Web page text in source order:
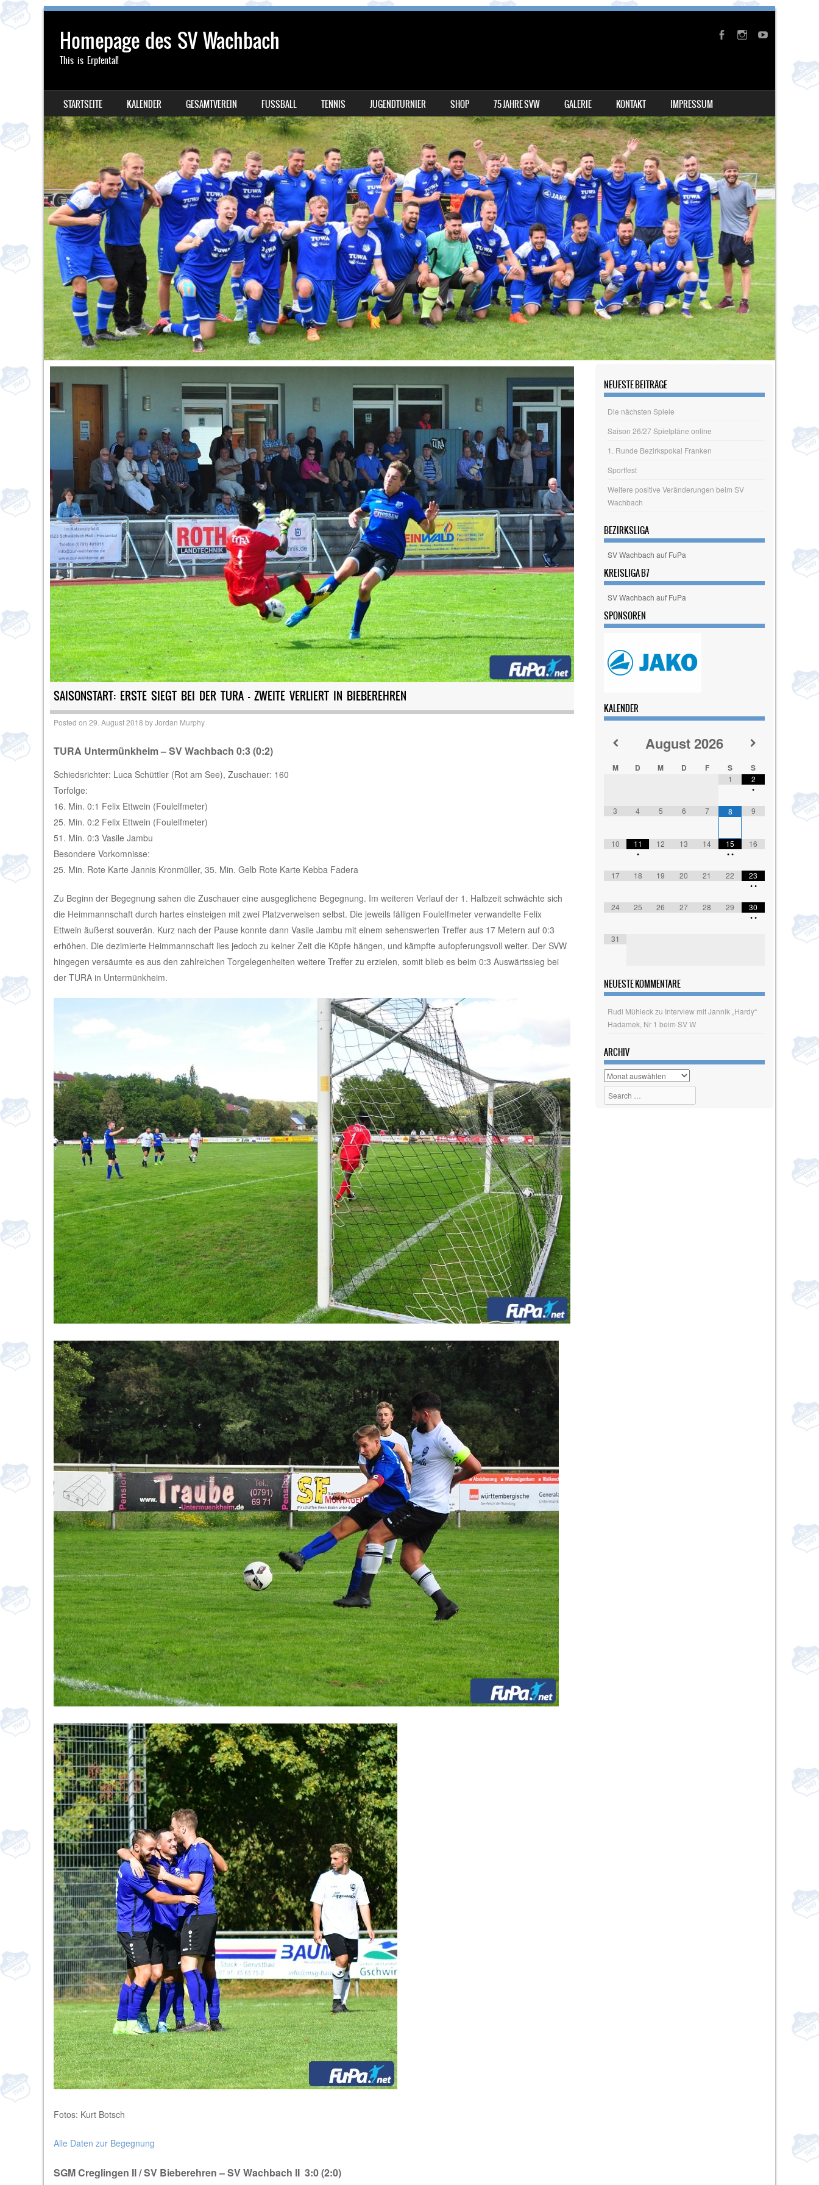
Homepage des SV Wachbach
This is Erpfental!
MENU
SKIP TO CONTENT
STARTSEITE KALENDER GESAMTVEREIN FUSSBALL TENNIS JUGENDTURNIER SHOP 75 JAHRE SVW GALERIE KONTAKT IMPRESSUM
SAISONSTART: ERSTE SIEGT BEI DER TURA – ZWEITE VERLIERT IN BIEBEREHREN
Posted on 29. August 2018 byJordan Murphy
TURA Untermünkheim – SV Wachbach 0:3 (0:2)
Schiedsrichter: Luca Schüttler (Rot am See), Zuschauer: 160
Torfolge:
16. Min. 0:1 Felix Ettwein (Foulelfmeter)
25. Min. 0:2 Felix Ettwein (Foulelfmeter)
51. Min. 0:3 Vasile Jambu
Besondere Vorkomnisse:
25. Min. Rote Karte Jannis Kronmüller, 35. Min. Gelb Rote Karte Kebba Fadera
Zu Beginn der Begegnung sahen die Zuschauer eine ausgeglichene Begegnung. Im weiteren Verlauf der 1. Halbzeit schwächte sich
die Heimmannschaft durch hartes einsteigen mit zwei Platzverweisen selbst. Die jeweils fälligen Foulelfmeter verwandelte Felix
Ettwein äußerst souverän. Kurz nach der Pause konnte dann Vasile Jambu mit einem sehenswerten Treffer aus 17 Metern auf 0:3
erhöhen. Die dezimierte Heimmannschaft lies jedoch zu keiner Zeit die Köpfe hängen, und kämpfte aufopferungsvoll weiter. Der SVW
hingegen versäumte es aus den zahlreichen Torgelegenheiten weitere Treffer zu erzielen, somit blieb es beim 0:3 Auswärtssieg bei
der TURA in Untermünkheim.
Fotos: Kurt Botsch
Alle Daten zur Begegnung
SGM Creglingen II / SV Bieberehren – SV Wachbach II 3:0 (2:0)
NEUESTE BEITRÄGE
Die nächsten Spiele
Saison 26/27 Spielpläne online
1. Runde Bezirkspokal Franken
Sportfest
Weitere positive Veränderungen beim SV
Wachbach
BEZIRKSLIGA
SV Wachbach auf FuPa
KREISLIGA B7
SV Wachbach auf FuPa
SPONSOREN
KALENDER
August2026
M D M D F S S
1 2
•
3 4 5 6 7 8 9
10 11
•
12 13 14 15
••
16
17 18 19 20 21 22 23
••
24 25 26 27 28 29 30
••
31
NEUESTE KOMMENTARE
Rudi Mühleck zu Interview mit Jannik „Hardy“
Hadamek, Nr 1 beim SV W
ARCHIV
Archiv
Search